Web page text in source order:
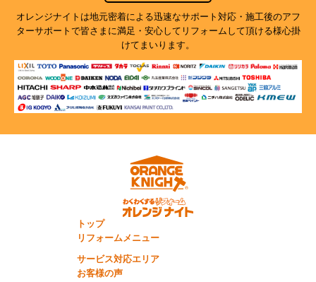
オレンジナイトは地元密着による迅速なサポート対応・施工後のアフ
ターサポートで皆さまに満足・安心してリフォームして頂ける様心掛
けてまいります。
トップ
リフォームメニュー
サービス対応エリア
お客様の声